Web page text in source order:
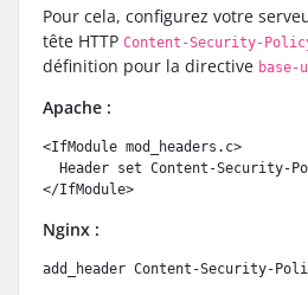
Pour cela, configurez votre
tête HTTP Content-Security-
définition pour la directive base-
Apache :
<IfModule mod_headers.c>
Header set Content-Security-
</IfModule>
Nginx :
add_header Content-Security-